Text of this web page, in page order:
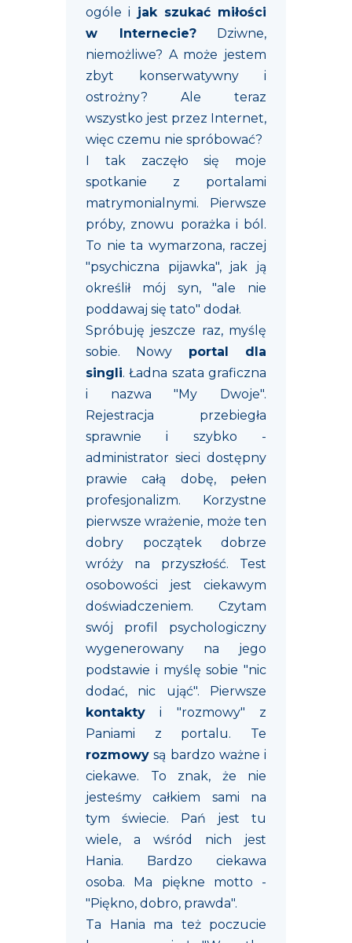
ogóle i jak szukać miłości
w Internecie?Dziwne,
niemożliwe? A może jestem
zbyt konserwatywny i
ostrożny? Ale teraz
wszystko jest przez Internet,
więc czemu nie spróbować?
I tak zaczęło się moje
spotkanie z portalami
matrymonialnymi. Pierwsze
próby, znowu porażka i ból.
To nie ta wymarzona, raczej
"psychiczna pijawka", jak ją
określił mój syn, "ale nie
poddawaj się tato" dodał.
Spróbuję jeszcze raz, myślę
sobie. Nowy portal dla
singli. Ładna szata graficzna
i nazwa "My Dwoje".
Rejestracja przebiegła
sprawnie i szybko -
administrator sieci dostępny
prawie całą dobę, pełen
profesjonalizm. Korzystne
pierwsze wrażenie, może ten
dobry początek dobrze
wróży na przyszłość. Test
osobowości jest ciekawym
doświadczeniem. Czytam
swój profil psychologiczny
wygenerowany na jego
podstawie i myślę sobie "nic
dodać, nic ująć". Pierwsze
kontakty i "rozmowy" z
Paniami z portalu. Te
rozmowy są bardzo ważne i
ciekawe. To znak, że nie
jesteśmy całkiem sami na
tym świecie. Pań jest tu
wiele, a wśród nich jest
Hania. Bardzo ciekawa
osoba. Ma piękne motto -
"Piękno, dobro, prawda".
Ta Hania ma też poczucie